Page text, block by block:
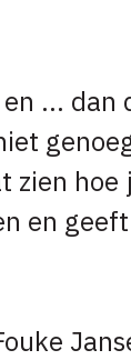
... dan
zien hoe
en